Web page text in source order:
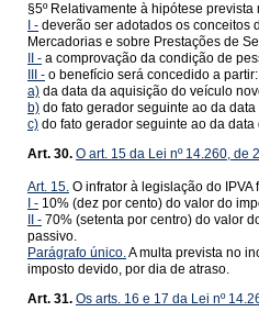
§5º Relativamente à hipótese
I - deverão ser adotados os conceitos
Mercadorias e sobre Prestações de
II - a comprovação da condição de
III - o benefício será concedido a partir:
a) da data da aquisição do veículo
b) do fato gerador seguinte ao da
c) do fato gerador seguinte ao da
Art. 30. O art. 15 da Lei nº 14.260, de
Art. 15. O infrator à legislação do
I - 10% (dez por cento) do valor do
II - 70% (setenta por centro) do valor
passivo.
Parágrafo único.A multa prevista no
imposto devido, por dia de atraso.
Art. 31. Os arts. 16 e 17 da Lei nº